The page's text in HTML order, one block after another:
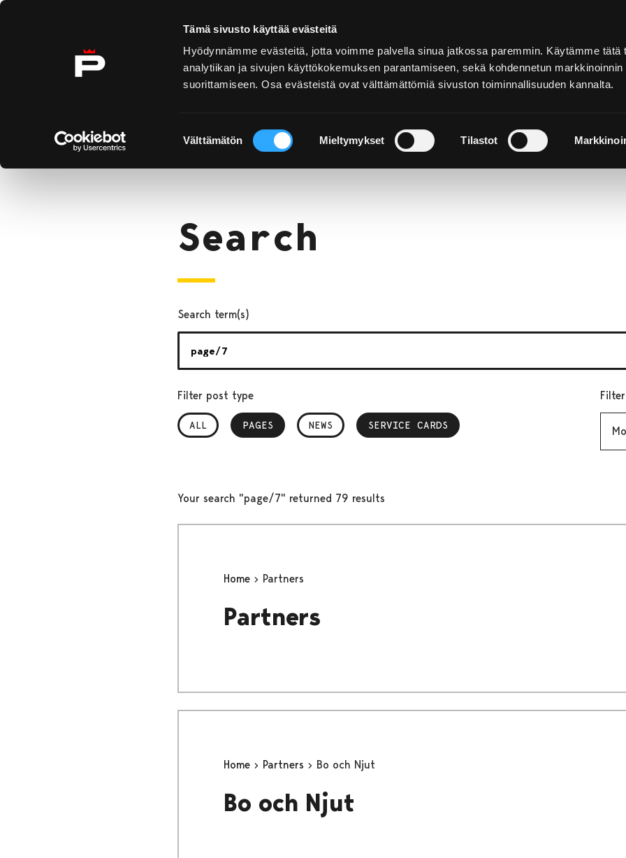
Tämä sivusto käyttää evästeitä
Hyödynnämme evästeitä, jotta voimme palvella sinua jatkossa paremmin. Käytämme tätä
analytiikan ja sivujen käyttökokemuksen parantamiseen, sekä kohdennetun markkinoinnin
suorittamiseen. Osa evästeistä ovat välttämättömiä sivuston toiminnallisuuden kannalta.
valinta
Välttämätön Mieltymykset Tilastot
Skip to content
svenska
Home
Search
Search
Search term(s)
Filter post type
ALL PAGES
, SELECTED NEWS SERVICE CARDS
, SELECTED
Your search "page/7" returned 79 results
Home Partners
Partners
Home Partners Bo och Njut
Bo och Njut